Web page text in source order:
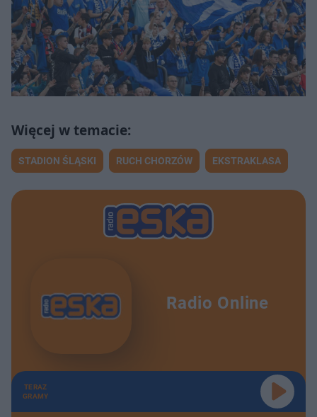
STADION ŚLĄSKI RUCH CHORZÓW EKSTRAKLASA
Radio Online
TERAZ
GRAMY